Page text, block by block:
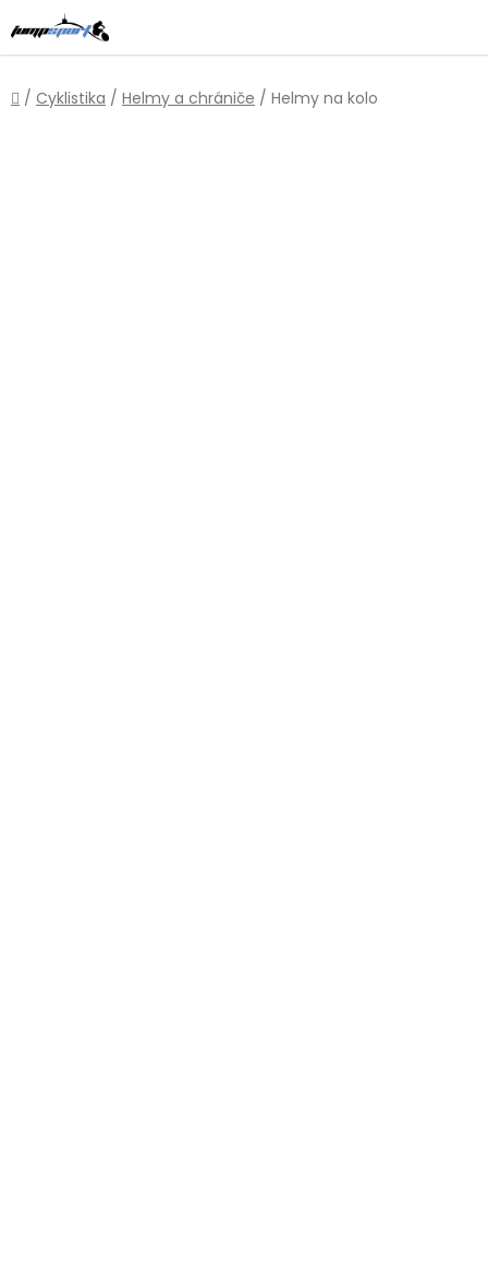
na
obsah
Domů
/ Cyklistika / Helmy a chrániče / Helmy na kolo